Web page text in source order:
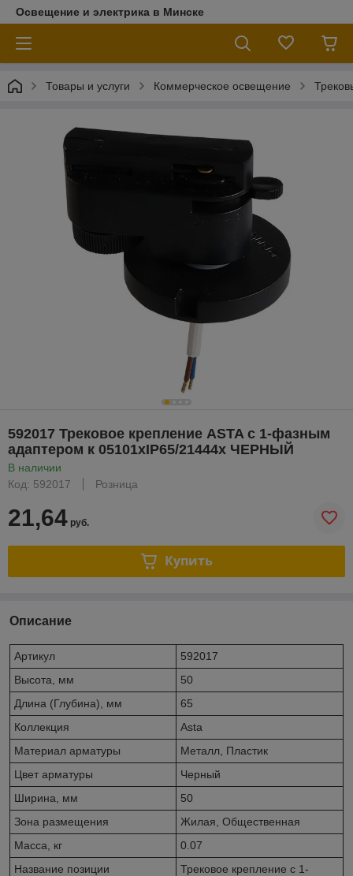
Освещение и электрика в Минске
Товары и услуги Коммерческое освещение
592017 Трековое крепление ASTA с 1-фазным
адаптером к 05101xIP65/21444x ЧЕРНЫЙ
В наличии
Код: 592017
Розница
21,64 руб.
Купить
Описание
Артикул
592017
Высота, мм
50
Длина (Глубина), мм
65
Коллекция
Asta
Материал арматуры
Металл, Пластик
Цвет арматуры
Черный
Ширина, мм
50
Зона размещения
Жилая, Общественная
Масса, кг
0.07
Название позиции
Трековое крепление с 1-